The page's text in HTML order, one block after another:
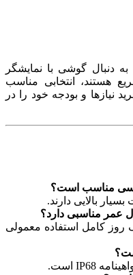
دنبال گوشی با نمایشگر
هستند، انتخابی مناسب
نیازها و بودجه خود را در
بالایی دارند.
روز کامل استفاده معمولی